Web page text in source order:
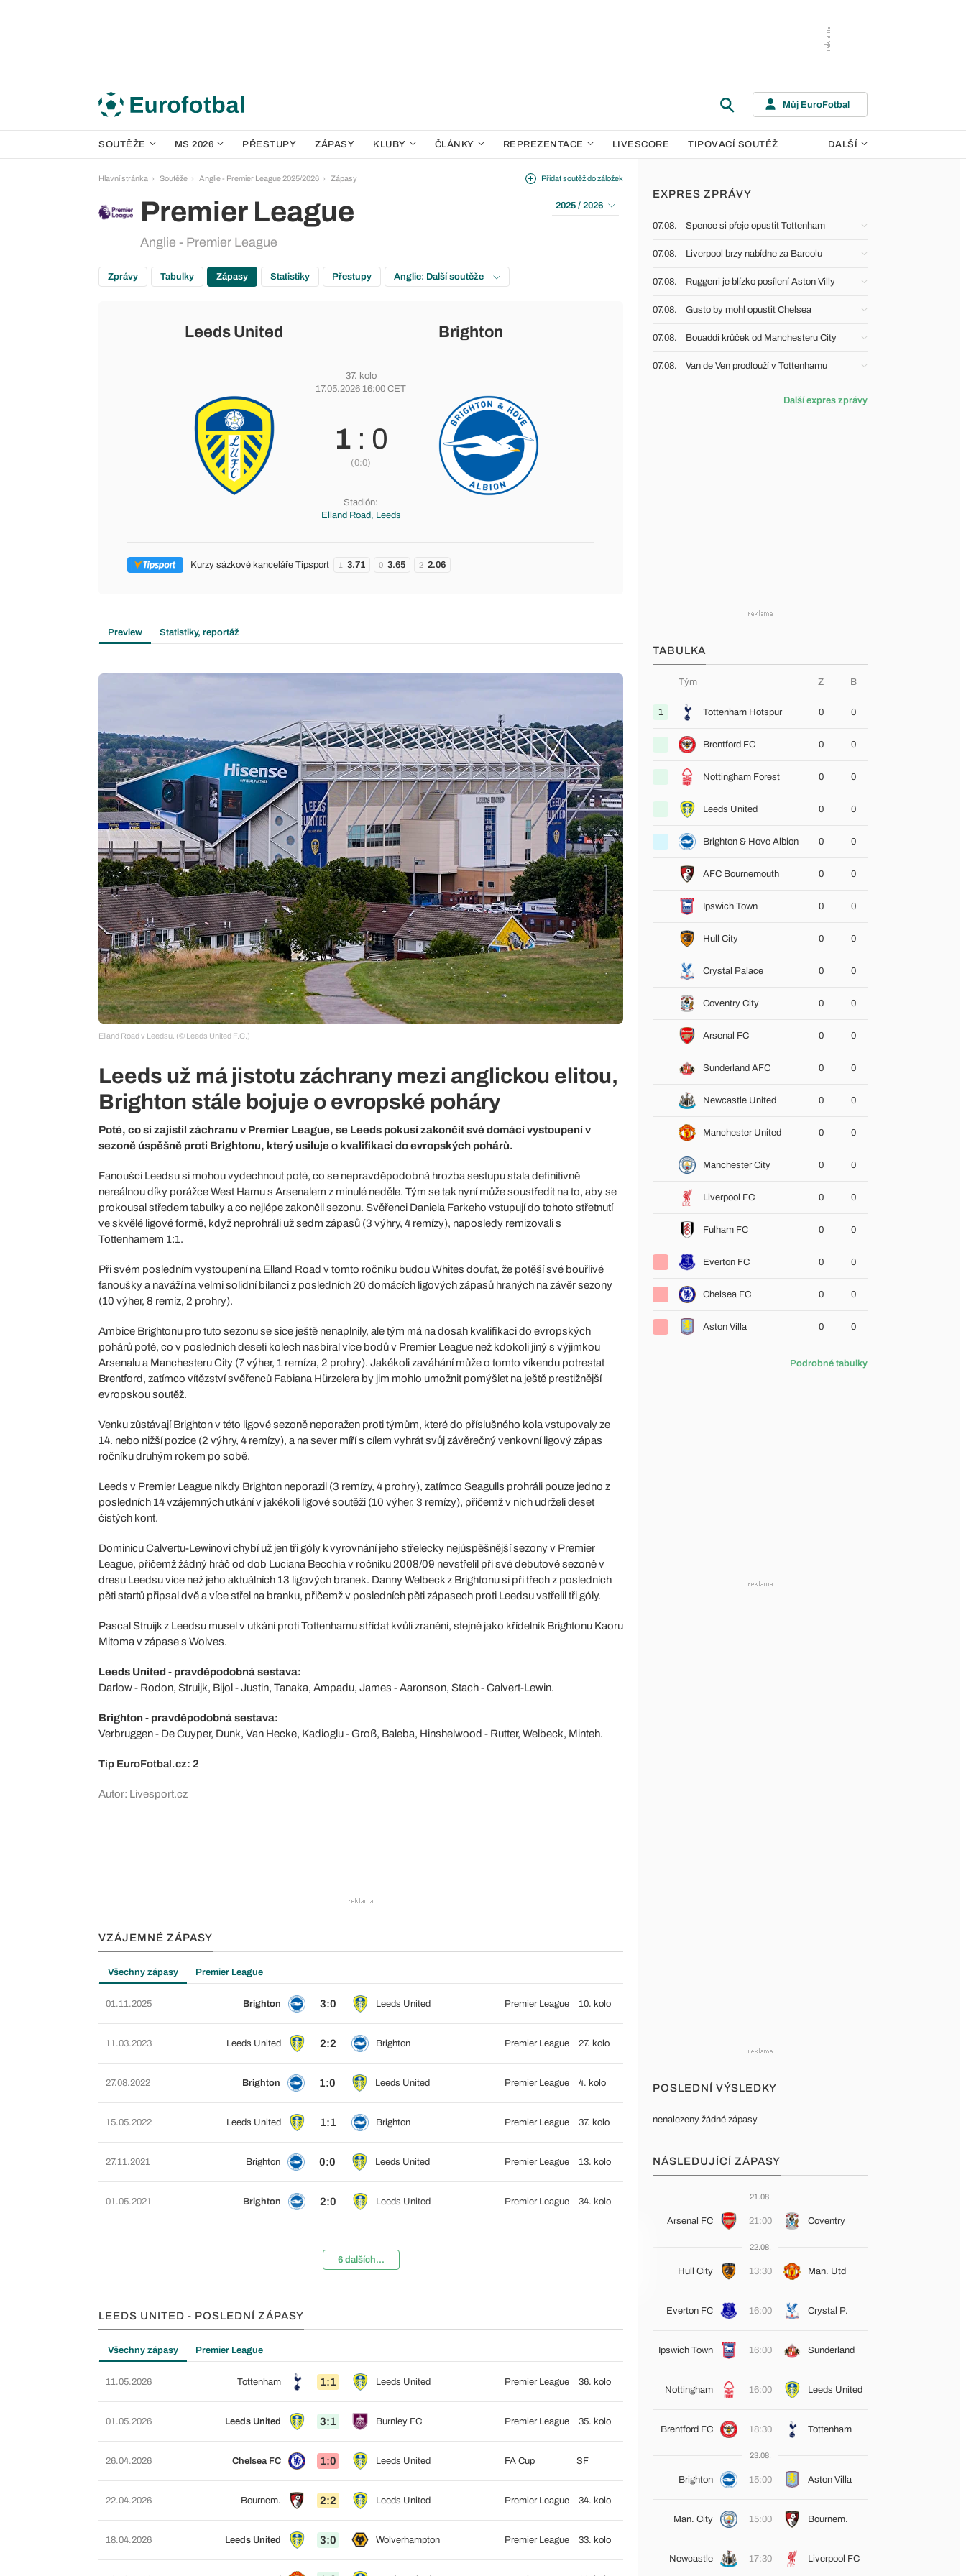
Můj EuroFotbal
SOUTĚŽE MS 2026 PŘESTUPY ZÁPASY KLUBY ČLÁNKY REPREZENTACE LIVESCORE TIPOVACÍ SOUTĚŽ DALŠÍ
Hlavní stránka Soutěže Anglie - Premier League 2025/2026 Zápasy
Premier League
Anglie - Premier League
Přidat soutěž do záložek
2025 / 2026
Zprávy Tabulky Zápasy Statistiky Přestupy Anglie: Další soutěže
Leeds United Brighton
37. kolo
17.05.2026 16:00 CET
1 : 0
(0:0)
Stadión:
Elland Road, Leeds
Kurzy sázkové kanceláře Tipsport 1 3.71 0 3.65 2 2.06
Preview Statistiky, reportáž
Elland Road v Leedsu. (© Leeds United F.C.)
Leeds už má jistotu záchrany mezi anglickou elitou,
Brighton stále bojuje o evropské poháry
Poté, co si zajistil záchranu v Premier League, se Leeds pokusí zakončit své domácí vystoupení v
sezoně úspěšně proti Brightonu, který usiluje o kvalifikaci do evropských pohárů.
Fanoušci Leedsu si mohou vydechnout poté, co se nepravděpodobná hrozba sestupu stala definitivně
nereálnou díky porážce West Hamu s Arsenalem z minulé neděle. Tým se tak nyní může soustředit na to, aby se
prokousal středem tabulky a co nejlépe zakončil sezonu. Svěřenci Daniela Farkeho vstupují do tohoto střetnutí
ve skvělé ligové formě, když neprohráli už sedm zápasů (3 výhry, 4 remízy), naposledy remizovali s
Tottenhamem 1:1.
Při svém posledním vystoupení na Elland Road v tomto ročníku budou Whites doufat, že potěší své bouřlivé
fanoušky a naváží na velmi solidní bilanci z posledních 20 domácích ligových zápasů hraných na závěr sezony
(10 výher, 8 remíz, 2 prohry).
Ambice Brightonu pro tuto sezonu se sice ještě nenaplnily, ale tým má na dosah kvalifikaci do evropských
pohárů poté, co v posledních deseti kolech nasbíral více bodů v Premier League než kdokoli jiný s výjimkou
Arsenalu a Manchesteru City (7 výher, 1 remíza, 2 prohry). Jakékoli zaváhání může o tomto víkendu potrestat
Brentford, zatímco vítězství svěřenců Fabiana Hürzelera by jim mohlo umožnit pomýšlet na ještě prestižnější
evropskou soutěž.
Venku zůstávají Brighton v této ligové sezoně neporažen proti týmům, které do příslušného kola vstupovaly ze
14. nebo nižší pozice (2 výhry, 4 remízy), a na sever míří s cílem vyhrát svůj závěrečný venkovní ligový zápas
ročníku druhým rokem po sobě.
Leeds v Premier League nikdy Brighton neporazil (3 remízy, 4 prohry), zatímco Seagulls prohráli pouze jedno z
posledních 14 vzájemných utkání v jakékoli ligové soutěži (10 výher, 3 remízy), přičemž v nich udrželi deset
čistých kont.
Dominicu Calvertu-Lewinovi chybí už jen tři góly k vyrovnání jeho střelecky nejúspěšnější sezony v Premier
League, přičemž žádný hráč od dob Luciana Becchia v ročníku 2008/09 nevstřelil při své debutové sezoně v
dresu Leedsu více než jeho aktuálních 13 ligových branek. Danny Welbeck z Brightonu si při třech z posledních
pěti startů připsal dvě a více střel na branku, přičemž v posledních pěti zápasech proti Leedsu vstřelil tři góly.
Pascal Struijk z Leedsu musel v utkání proti Tottenhamu střídat kvůli zranění, stejně jako křídelník Brightonu Kaoru
Mitoma v zápase s Wolves.
Leeds United - pravděpodobná sestava:
Darlow - Rodon, Struijk, Bijol - Justin, Tanaka, Ampadu, James - Aaronson, Stach - Calvert-Lewin.
Brighton - pravděpodobná sestava:
Verbruggen - De Cuyper, Dunk, Van Hecke, Kadioglu - Groß, Baleba, Hinshelwood - Rutter, Welbeck, Minteh.
Tip EuroFotbal.cz: 2
Autor: Livesport.cz
VZÁJEMNÉ ZÁPASY
Všechny zápasy Premier League
01.11.2025 Brighton 3:0 Leeds United Premier League 10. kolo
11.03.2023 Leeds United 2:2 Brighton Premier League 27. kolo
27.08.2022 Brighton 1:0 Leeds United Premier League 4. kolo
15.05.2022 Leeds United 1:1 Brighton Premier League 37. kolo
27.11.2021 Brighton 0:0 Leeds United Premier League 13. kolo
01.05.2021 Brighton 2:0 Leeds United Premier League 34. kolo
6 dalších...
LEEDS UNITED - POSLEDNÍ ZÁPASY
Všechny zápasy Premier League
11.05.2026 Tottenham 1:1 Leeds United Premier League 36. kolo
01.05.2026 Leeds United 3:1 Burnley FC Premier League 35. kolo
26.04.2026 Chelsea FC 1:0 Leeds United FA Cup SF
22.04.2026 Bournem. 2:2 Leeds United Premier League 34. kolo
18.04.2026 Leeds United 3:0 Wolverhampton Premier League 33. kolo
EXPRES ZPRÁVY
07.08. Spence si přeje opustit Tottenham
07.08. Liverpool brzy nabídne za Barcolu
07.08. Ruggerri je blízko posílení Aston Villy
07.08. Gusto by mohl opustit Chelsea
07.08. Bouaddi krůček od Manchesteru City
07.08. Van de Ven prodlouží v Tottenhamu
Další expres zprávy
TABULKA
Tým Z B
1 Tottenham Hotspur 0 0
Brentford FC 0 0
Nottingham Forest 0 0
Leeds United 0 0
Brighton & Hove Albion 0 0
AFC Bournemouth 0 0
Ipswich Town 0 0
Hull City 0 0
Crystal Palace 0 0
Coventry City 0 0
Arsenal FC 0 0
Sunderland AFC 0 0
Newcastle United 0 0
Manchester United 0 0
Manchester City 0 0
Liverpool FC 0 0
Fulham FC 0 0
Everton FC 0 0
Chelsea FC 0 0
Aston Villa 0 0
Podrobné tabulky
POSLEDNÍ VÝSLEDKY
nenalezeny žádné zápasy
NÁSLEDUJÍCÍ ZÁPASY
21.08.
Arsenal FC 21:00 Coventry
22.08.
Hull City 13:30 Man. Utd
Everton FC 16:00 Crystal P.
Ipswich Town 16:00 Sunderland
Nottingham 16:00 Leeds United
Brentford FC 18:30 Tottenham
23.08.
Brighton 15:00 Aston Villa
Man. City 15:00 Bournem.
Newcastle 17:30 Liverpool FC